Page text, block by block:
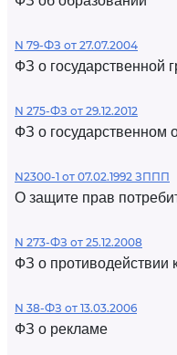
N 79-ФЗ от 27.07.2004
ФЗ о государственной
N 275-ФЗ от 29.12.2012
ФЗ о государственном
N2300-1 от 07.02.1992 ЗППП
О защите прав
N 273-ФЗ от 25.12.2008
ФЗ о противодействии
N 38-ФЗ от 13.03.2006
ФЗ о рекламе